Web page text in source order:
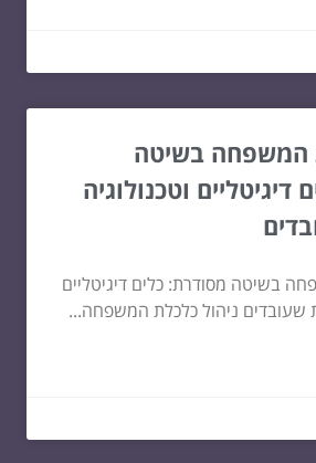
המשפחה בשיטה
וטכנולוגיה
בשיטה מסודרת: כלים דיגיטליים
שעובדים ניהול כלכלת המשפחה...